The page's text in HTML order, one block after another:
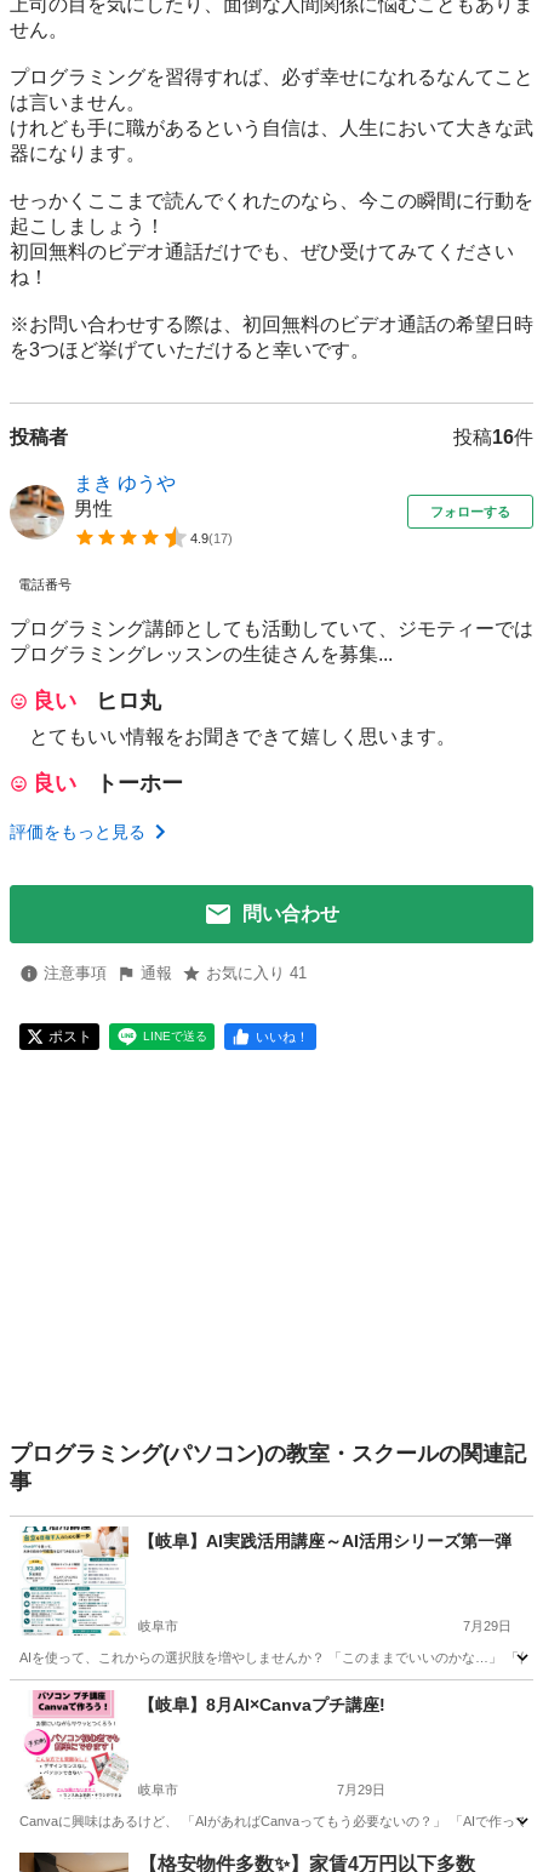
上司の目を気にしたり、面倒な人間関係に悩むこともありま
せん。
プログラミングを習得すれば、必ず幸せになれるなんてこと
は言いません。
けれども手に職があるという自信は、人生において大きな武
器になります。
せっかくここまで読んでくれたのなら、今この瞬間に行動を
起こしましょう！
初回無料のビデオ通話だけでも、ぜひ受けてみてください
ね！
※お問い合わせする際は、初回無料のビデオ通話の希望日時
を3つほど挙げていただけると幸いです。
投稿者 投稿16件
まき ゆうや
男性
4.9(17)
フォローする
電話番号
プログラミング講師としても活動していて、ジモティーでは
プログラミングレッスンの生徒さんを募集...
良い ヒロ丸
とてもいい情報をお聞きできて嬉しく思います。
良い トーホー
評価をもっと見る
問い合わせ
注意事項 通報 お気に入り 41
ポスト LINEで送る いいね！
プログラミング(パソコン)の教室・スクールの関連記
事
【岐阜】AI実践活用講座～AI活用シリーズ第一弾
岐阜市 7月29日
AIを使って、これからの選択肢を増やしませんか？ 「このままでいいのかな…」 「
岐阜 岐阜市 その他 講座
【岐阜】8月AI×Canvaプチ講座!
岐阜市 7月29日
Canvaに興味はあるけど、 「AIがあればCanvaってもう必要ないの？」 「AIで作っ
岐阜 岐阜市 その他 Canva
【格安物件多数✨】家賃4万円以下多数